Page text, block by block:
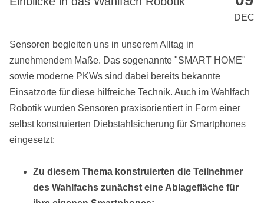
DEC
Sensoren begleiten uns in unserem Alltag in
zunehmendem Maße. Das sogenannte "SMART HOME"
sowie moderne PKWs sind dabei bereits bekannte
Einsatzorte für diese hilfreiche Technik. Auch im Wahlfach
Robotik wurden Sensoren praxisorientiert in Form einer
selbst konstruierten Diebstahlsicherung für Smartphones
eingesetzt:
Zu diesem Thema konstruierten die Teilnehmer
des Wahlfachs zunächst eine Ablagefläche für